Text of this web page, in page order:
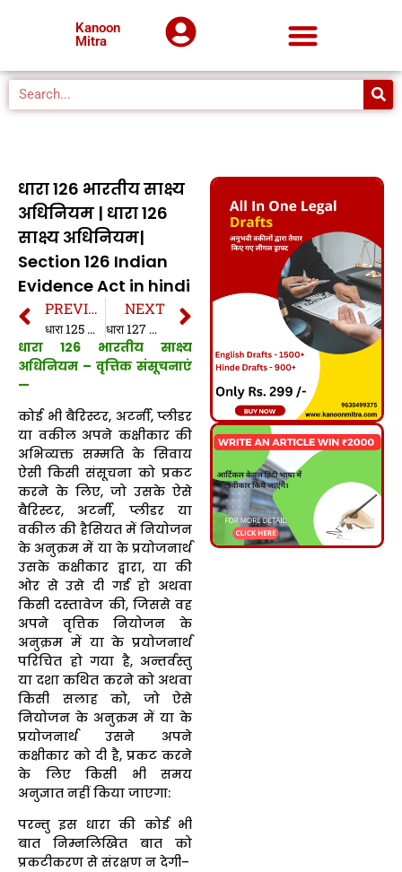
Kanoon
Mitra
धारा 126 भारतीय साक्ष्य
अधिनियम | धारा 126
साक्ष्य अधिनियम|
Section 126 Indian
Evidence Act in hindi
PREVIOUS
धारा 125 भारतीय साक्ष्य अधिनियम | धारा 125 साक्ष्य अधिनियम| Section 125 Indian Evidence Act in hindi
NEXT
धारा 127 भारतीय साक्ष्य अधिनियम | धारा 127 साक्ष्य अधिनियम| Section 127 Indian Evidence Act in hindi
धारा 126 भारतीय साक्ष्य
अधिनियम – वृत्तिक संसूचनाएं
—
कोई भी बैरिस्टर, अटर्नी, प्लीडर
या वकील अपने कक्षीकार की
अभिव्यक्त सम्मति के सिवाय
ऐसी किसी संसूचना को प्रकट
करने के लिए, जो उसके ऐसे
बैरिस्टर, अटर्नी, प्लीडर या
वकील की हैसियत में नियोजन
के अनुक्रम में या के प्रयोजनार्थ
उसके कक्षीकार द्वारा, या की
ओर से उसे दी गई हो अथवा
किसी दस्तावेज की, जिससे वह
अपने वृत्तिक नियोजन के
अनुक्रम में या के प्रयोजनार्थ
परिचित हो गया है, अन्तर्वस्तु
या दशा कथित करने को अथवा
किसी सलाह को, जो ऐसे
नियोजन के अनुक्रम में या के
प्रयोजनार्थ उसने अपने
कक्षीकार को दी है, प्रकट करने
के लिए किसी भी समय
अनुज्ञात नहीं किया जाएगा:
परन्तु इस धारा की कोई भी
बात निम्नलिखित बात को
प्रकटीकरण से संरक्षण न देगी–